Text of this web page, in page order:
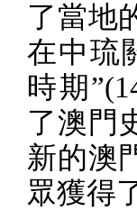
了當地
在中琉
時期”
了澳門
新的澳
眾獲得